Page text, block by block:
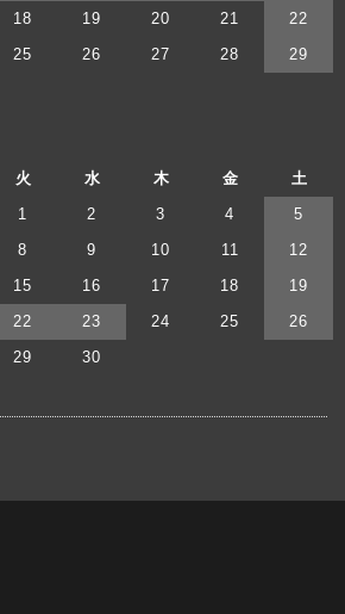
18 19 20 21
22
25 26 27 28
29
火 水 木 金
土
1
2 3 4
5
8 9 10 11
12
15 16 17 18
19
22 23 24 25
26
29 30